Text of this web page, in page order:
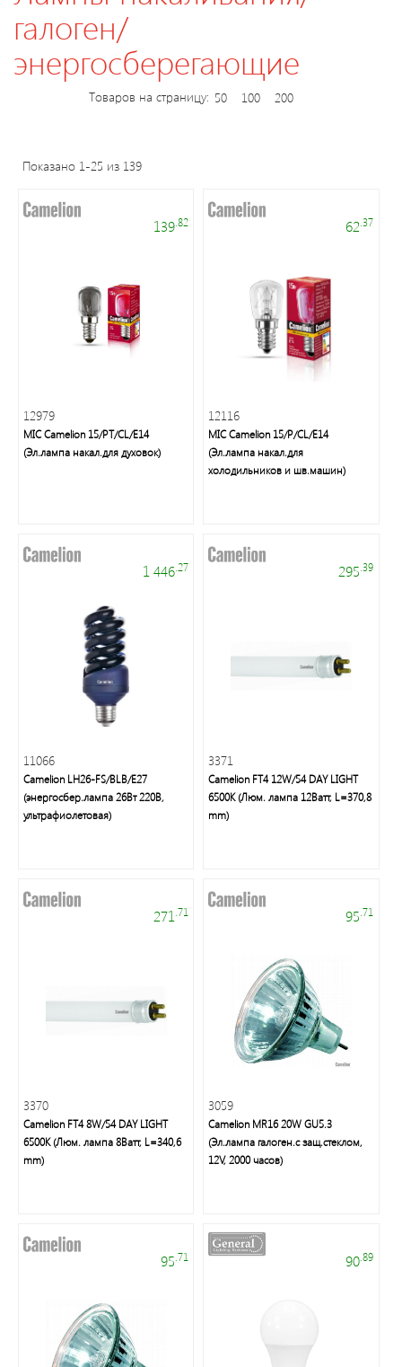
Светодиодные
светильники
энергосберегающие
Электромонтажные
Уличное
освещение
патроны
Светодиодные
панели
датчики,
ПДУ
банные
и
Дверные
звонки
и
аксессуары
Светильники
Downlight
галоген/
энергосберегающие
Товаров на страницу: 50 100 200
Показано 1-25 из 139
139.82
12979
MIC Camelion 15/PT/CL/E14
(Эл.лампа накал.для духовок)
62 .37
12116
MIC Camelion 15/P/CL/E14
(Эл.лампа накал.для
холодильников и шв.машин)
1 446 .27
11066
Camelion LH26-FS/BLB/E27
(энергосбер.лампа 26Вт 220В,
ультрафиолетовая)
295 .39
3371
Camelion FT4 12W/54 DAY LIGHT
6500K (Люм. лампа 12Ватт, L=370,8
mm)
271 .71
3370
Camelion FT4 8W/54 DAY LIGHT
6500K (Люм. лампа 8Ватт, L=340,6
mm)
95 .71
3059
Camelion MR16 20W GU5.3
(Эл.лампа галоген.с защ.стеклом,
12V, 2000 часов)
95 .71 90.89